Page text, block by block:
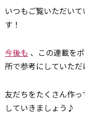
いつもご覧いただい
す！
今後も 、この連載を
所で参考にしていただ
友だちをたくさん作
していきましょう♪